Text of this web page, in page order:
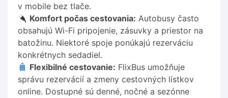
v mobile bez tlače.
Komfort počas cestovania: Autobusy často
obsahujú Wi-Fi pripojenie, zásuvky a priestor na
batožinu. Niektoré spoje ponúkajú rezerváciu
konkrétnych sedadiel.
Flexibilné cestovanie: FlixBus umožňuje
správu rezervácií a zmeny cestovných lístkov
online. Dostupné sú denné, nočné a sezónne